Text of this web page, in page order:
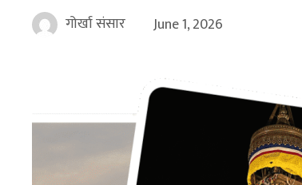
गोर्खा संसार June 1, 2026